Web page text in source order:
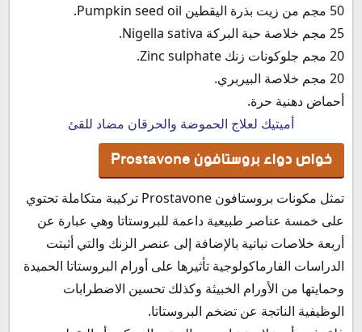
50 مجم من زيت بذرة اليقطين Pumpkin seed oil.
25 مجم خلاصة حبة البركة Nigella sativa.
20 مجم جلوكونات زنك Zinc sulphate.
20 مجم خلاصة البيربري.
أحماض دهنية حرة.
أميتيك لعلاج الحموضة والحرقان مضاد للقئ
خواص دواء بروستافون Prostavone
تمثل مكونات بروستافون Prostavone تركيبة متكاملة تحتوي
على خمسة عناصر طبيعية داعمة للبروستاتا وهي عبارة عن
أربعة خلاصات نباتية بالإضافة إلى عنصر الزنك والتي أثبتت
الدراسات الفارماكولوجية تأثيرها على أورام البروستاتا الحميدة
وحمايتها من الأورام الخبيثة وكذلك تحسين الاضطرابات
الوظيفية الناتجة عن تضخم البروستاتا.